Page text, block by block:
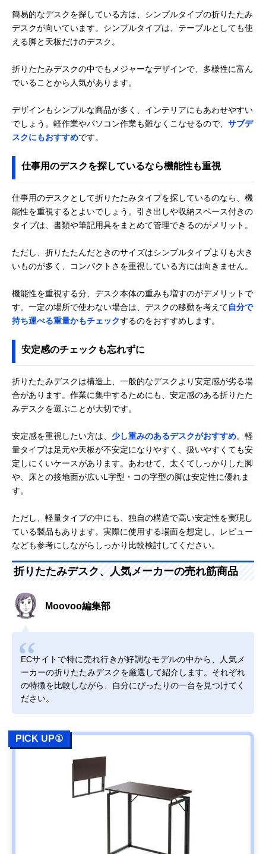
簡易的なデスクを探している方は、シンプルタイプの折りたたみ
デスクが向いています。シンプルタイプは、テーブルとしても使
える脚と天板だけのデスク。
折りたたみデスクの中でもメジャーなデザインで、多様性に富ん
でいることから人気があります。
デザインもシンプルな商品が多く、インテリアにもあわせやすい
でしょう。軽作業やパソコン作業も難なくこなせるので、 サブデ
スクにもおすすめです。
仕事用のデスクを探しているなら機能性も重視
仕事用のデスクとして折りたたみタイプを探しているのなら、機
能性を重視するとよいでしょう。引き出しや収納スペース付きの
タイプは、書類や筆記用具をまとめて管理できるのがメリット。
ただし、折りたたんだときのサイズはシンプルタイプよりも大き
いものが多く、コンパクトさを重視している方には向きません。
機能性を重視する分、デスク本体の重みも増すのがデメリットで
す。一定の場所で使わない場合は、デスクの移動を考えて自分で
持ち運べる重量かもチェックするのをおすすめします。
安定感のチェックも忘れずに
折りたたみデスクは構造上、一般的なデスクより安定感が劣る場
合があります。作業に集中するためにも、安定感のある折りたた
みデスクを選ぶことが大切です。
安定感を重視したい方は、 少し重みのあるデスクがおすすめ。軽
量タイプは足元や天板が不安定になりやすく、扱いやすくても安
定しにくいケースがあります。あわせて、太くてしっかりした脚
や、床との接地面が広いL字型・コの字型の脚は安定性に優れま
す。
ただし、軽量タイプの中にも、独自の構造で高い安定性を実現し
ている製品もあります。実際に使用する場面を想定し、レビュー
なども参考にしながらしっかり比較検討してください。
折りたたみデスク、人気メーカーの売れ筋商品
Moovoo編集部
ECサイトで特に売れ行きが好調なモデルの中から、人気メ
ーカーの折りたたみデスクを厳選して紹介します。それぞれ
の特徴を比較しながら、自分にぴったりの一台を見つけてく
ださい。
PICK UP①